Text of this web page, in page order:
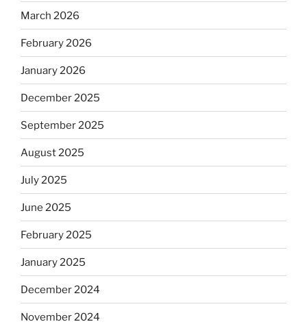
March 2026
February 2026
January 2026
December 2025
September 2025
August 2025
July 2025
June 2025
February 2025
January 2025
December 2024
November 2024